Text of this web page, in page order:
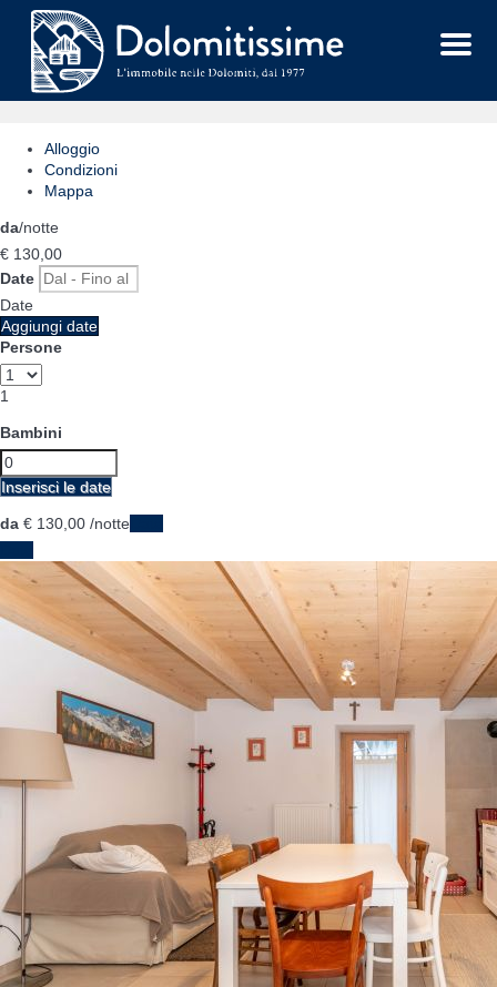
Menu
Alloggio
Condizioni
Mappa
da/notte
€ 130, 00
Date
Date
Aggiungi date
Persone
1
Bambini
Inserisci le date
da € 130, 00 /notte